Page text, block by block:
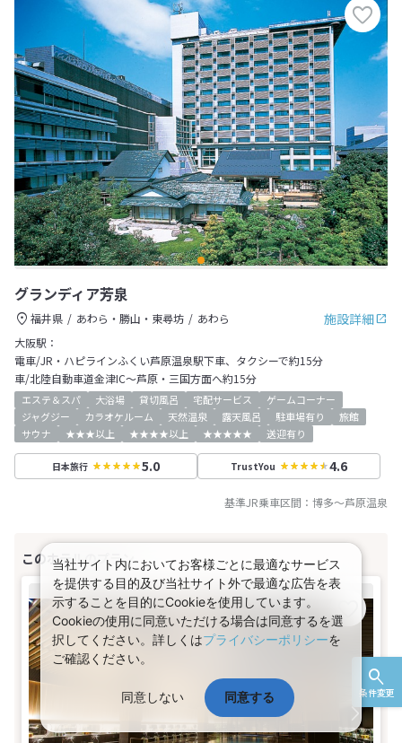
条件変更
グランディア芳泉
施設詳細
福井県 あわら・勝山・東尋坊
あわら
大阪駅：
電車/JR・ハピラインふくい芦原温泉駅下車、タクシーで約15分
車/北陸自動車道金津IC～芦原・三国方面へ約15分
エステ＆スパ 大浴場 貸切風呂 宅配サービス
ゲームコーナー
ジャグジー
カラオケルーム 天然温泉 露天風呂 駐車場有り
旅館
サウナ
★★★以上 ★★★★以上 ★★★★★ 送迎有り
日本旅行 5.0 TrustYou 4.6
基準JR乗車区間： 博多～芦原温泉
当社サイト内においてお客様ごとに最適なサービス
を提供する目的及び当社サイト外で最適な広告を表
示することを目的にCookieを使用しています。
Cookieの使用に同意いただける場合は同意するを選
択してください。詳しくはプライバシーポリシーを
ご確認ください。
同意しない 同意する